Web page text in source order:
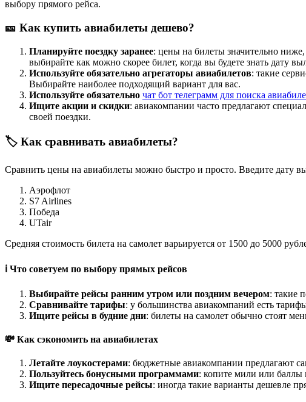
выбору прямого рейса.
🎫 Как купить авиабилеты дешево?
Планируйте поездку заранее: цены на билеты значительно
выбирайте как можно скорее билет, когда вы будете знать дату
Используйте обязательно агрегаторы авиабилетов: такие
Выбирайте наиболее подходящий вариант для вас.
Используйте обязательно чат бот телеграмм для поиска
Ищите акции и скидки: авиакомпании часто предлагают
своей поездки.
🏷️ Как сравнивать авиабилеты?
Сравнить цены на авиабилеты можно быстро и просто. Введите дату
Аэрофлот
S7 Airlines
Победа
UTair
Средняя стоимость билета на самолет варьируется от 1500 до 5000
ℹ️ Что советуем по выбору прямых рейсов
Выбирайте рейсы ранним утром или поздним вечером: такие
Сравнивайте тарифы: у большинства авиакомпаний есть
Ищите рейсы в будние дни: билеты на самолет обычно стоят
💸 Как сэкономить на авиабилетах
Летайте лоукостерами: бюджетные авиакомпании предлагают
Пользуйтесь бонусными программами: копите мили или баллы
Ищите пересадочные рейсы: иногда такие варианты дешевле